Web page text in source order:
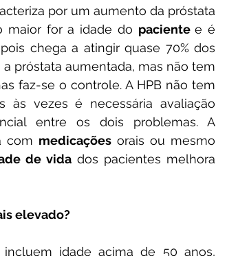
por um aumento da próstata
maior for a idade do paciente e é
chega a atingir quase 70% dos
próstata aumentada, mas não tem
faz-se o controle. A HPB não tem
às vezes é necessária avaliação
entre os dois problemas. A
com medicações orais ou mesmo
de vida dos pacientes melhora
elevado?